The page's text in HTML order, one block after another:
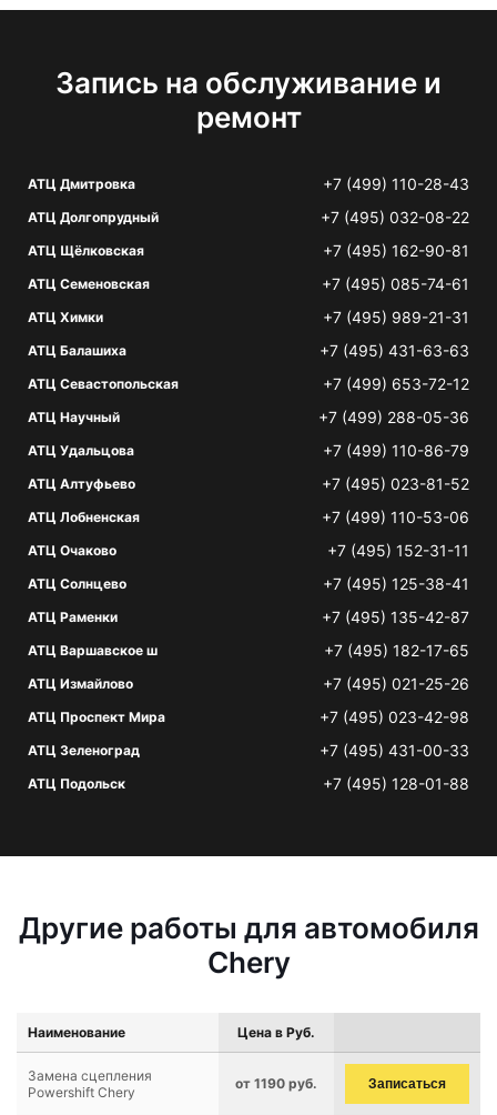
Запись на обслуживание и
ремонт
АТЦ Дмитровка +7 (499) 110-28-43
АТЦ Долгопрудный +7 (495) 032-08-22
АТЦ Щёлковская +7 (495) 162-90-81
АТЦ Семеновская +7 (495) 085-74-61
АТЦ Химки +7 (495) 989-21-31
АТЦ Балашиха +7 (495) 431-63-63
АТЦ Севастопольская +7 (499) 653-72-12
АТЦ Научный +7 (499) 288-05-36
АТЦ Удальцова +7 (499) 110-86-79
АТЦ Алтуфьево +7 (495) 023-81-52
АТЦ Лобненская +7 (499) 110-53-06
АТЦ Очаково +7 (495) 152-31-11
АТЦ Солнцево +7 (495) 125-38-41
АТЦ Раменки +7 (495) 135-42-87
АТЦ Варшавское ш +7 (495) 182-17-65
АТЦ Измайлово +7 (495) 021-25-26
АТЦ Проспект Мира +7 (495) 023-42-98
АТЦ Зеленоград +7 (495) 431-00-33
АТЦ Подольск +7 (495) 128-01-88
Другие работы для автомобиля
Chery
Наименование Цена в Руб.
Замена сцепления
Powershift Chery
от 1190 руб. Записаться